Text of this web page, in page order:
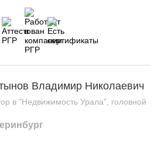
Владимир Николаевич
в "Недвижимость Урала", головной